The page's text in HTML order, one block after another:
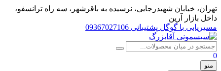
تهران، خيابان شهيدرجايى، نرسیده به باقرشهر، سه راه ترانسفو،
داخل بازار آرین
مسیریابی با گوگل پشتیبانی 09367027106
0
منو